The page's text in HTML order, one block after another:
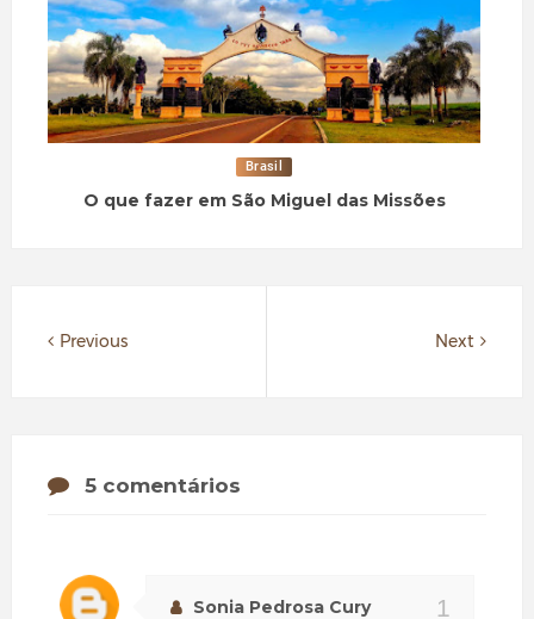
Brasil
O que fazer em São Miguel das Missões
Next
Previous
5 comentários
Sonia Pedrosa Cury